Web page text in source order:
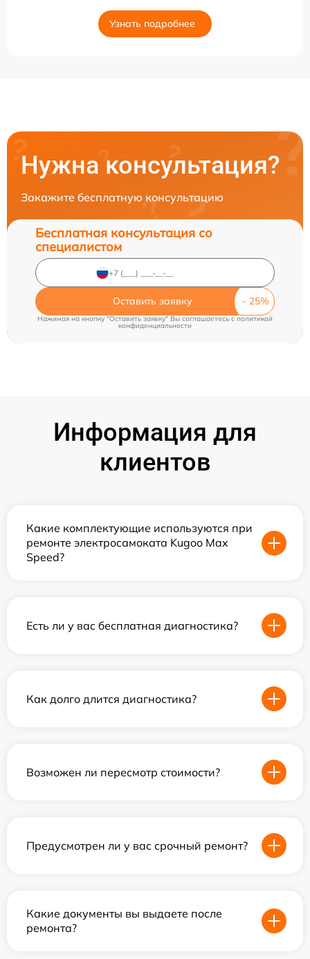
Узнать подробнее
Нужна консультация?
Закажите бесплатную консультацию
Бесплатная консультация со
специалистом
Оставить заявку
Нажимая на кнопку "Оставить заявку" Вы соглашаетесь c политикой
конфиденциальности
Информация для
клиентов
Какие комплектующие используются при
ремонте электросамоката Kugoo Max
Speed?
Есть ли у вас бесплатная диагностика?
Как долго длится диагностика?
Возможен ли пересмотр стоимости?
Предусмотрен ли у вас срочный ремонт?
Какие документы вы выдаете после
ремонта?